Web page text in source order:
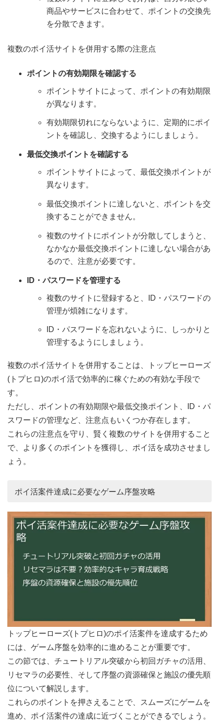
商品やサービスに合わせて、ポイントの交換先
を分散できます。
複数のポイ活サイトを併用する際の注意点
ポイントの有効期限を確認する
ポイントサイトによって、ポイントの有効期限
が異なります。
有効期限切れにならないように、定期的にポイ
ントを確認し、交換するようにしましょう。
最低交換ポイントを確認する
ポイントサイトによって、最低交換ポイントが
異なります。
最低交換ポイントに達しないと、ポイントを交
換することができません。
複数のサイトにポイントが分散してしまうと、
なかなか最低交換ポイントに達しない場合があ
るので、注意が必要です。
ID・パスワードを管理する
複数のサイトに登録すると、ID・パスワードの
管理が煩雑になります。
ID・パスワードを忘れないように、しっかりと
管理するようにしましょう。
複数のポイ活サイトを併用することは、トップヒーローズ
(トプヒロ)のポイ活で効率的に稼ぐための有効な手段で
す。
ただし、ポイントの有効期限や最低交換ポイント、ID・パ
スワードの管理など、注意点もいくつか存在します。
これらの注意点を守り、賢く複数のサイトを併用すること
で、より多くのポイントを獲得し、ポイ活を成功させまし
ょう。
ポイ活案件達成に必要なゲーム序盤攻略
トップヒーローズ(トプヒロ)のポイ活案件を達成するため
には、ゲーム序盤を効率的に進めることが重要です。
この節では、チュートリアル突破から初回ガチャの活用、
リセマラの必要性、そして序盤の資源確保と施設の優先順
位について解説します。
これらのポイントを押さえることで、スムーズにゲームを
進め、ポイ活案件の達成に近づくことができるでしょう。